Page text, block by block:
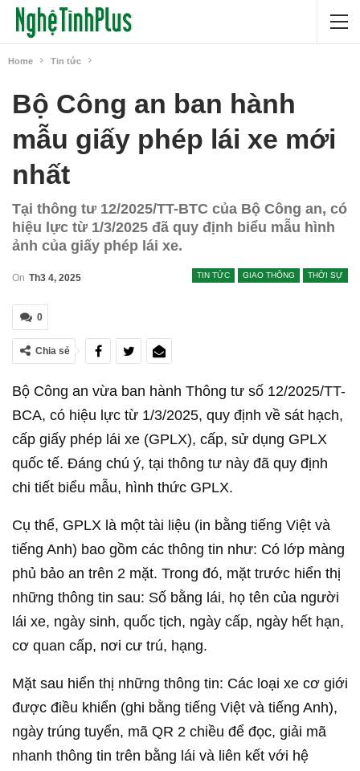
Home Tin tức
Bộ Công an ban hành
mẫu giấy phép lái xe mới
nhất
Tại thông tư 12/2025/TT-BTC của Bộ Công an, có
hiệu lực từ 1/3/2025 đã quy định biểu mẫu hình
ảnh của giấy phép lái xe.
TIN TỨC GIAO THÔNG THỜI SỰ
On Th3 4, 2025
0
Chia sẻ
Bộ Công an vừa ban hành Thông tư số 12/2025/TT-
BCA, có hiệu lực từ 1/3/2025, quy định về sát hạch,
cấp giấy phép lái xe (GPLX), cấp, sử dụng GPLX
quốc tế. Đáng chú ý, tại thông tư này đã quy định
chi tiết biểu mẫu, hình thức GPLX.
Cụ thể, GPLX là một tài liệu (in bằng tiếng Việt và
tiếng Anh) bao gồm các thông tin như: Có lớp màng
phủ bảo an trên 2 mặt. Trong đó, mặt trước hiển thị
những thông tin sau: Số bằng lái, họ tên của người
lái xe, ngày sinh, quốc tịch, ngày cấp, ngày hết hạn,
cơ quan cấp, nơi cư trú, hạng.
Mặt sau hiển thị những thông tin: Các loại xe cơ giới
được điều khiển (ghi bằng tiếng Việt và tiếng Anh),
ngày trúng tuyển, mã QR 2 chiều để đọc, giải mã
nhanh thông tin trên bằng lái và liên kết với hệ